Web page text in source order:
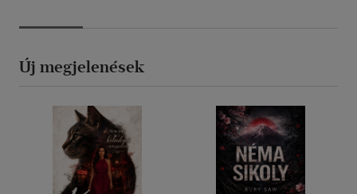
Új megjelenések